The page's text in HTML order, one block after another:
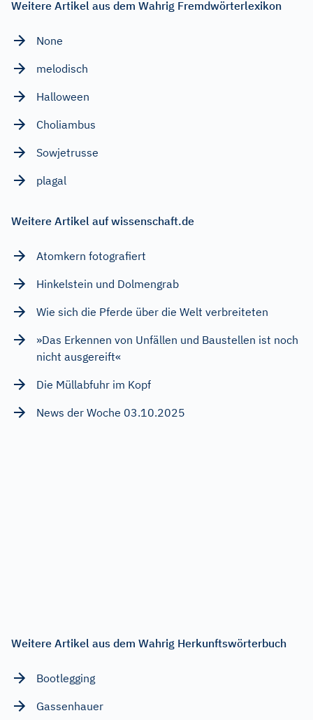
Weitere Artikel aus dem Wahrig Fremdwörterlexikon
None
melodisch
Halloween
Choliambus
Sowjetrusse
plagal
Weitere Artikel auf wissenschaft.de
Atomkern fotografiert
Hinkelstein und Dolmengrab
Wie sich die Pferde über die Welt verbreiteten
»Das Erkennen von Unfällen und Baustellen ist noch
nicht ausgereift«
Die Müllabfuhr im Kopf
News der Woche 03.10.2025
Weitere Artikel aus dem Wahrig Herkunftswörterbuch
Bootlegging
Gassenhauer